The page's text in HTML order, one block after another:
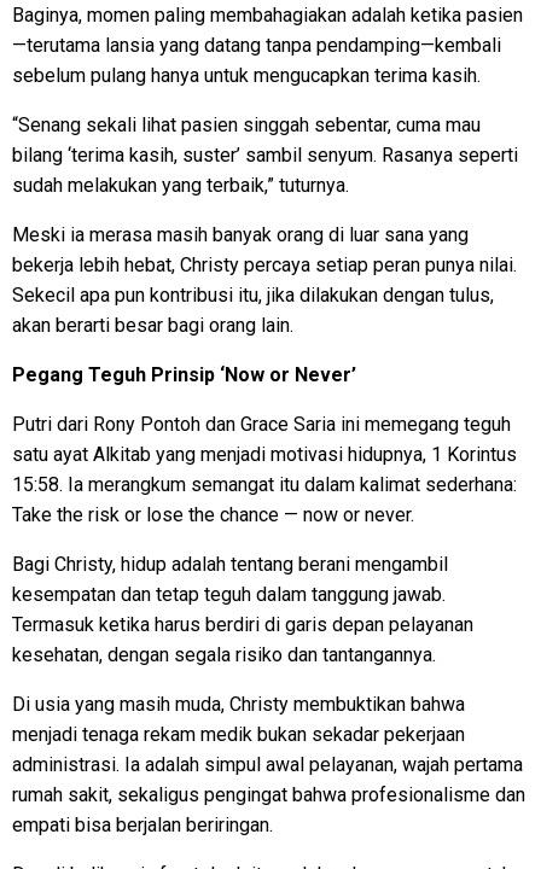
Baginya, momen paling membahagiakan adalah ketika pasien
—terutama lansia yang datang tanpa pendamping—kembali
sebelum pulang hanya untuk mengucapkan terima kasih.
“Senang sekali lihat pasien singgah sebentar, cuma mau
bilang ‘terima kasih, suster’ sambil senyum. Rasanya seperti
sudah melakukan yang terbaik,” tuturnya.
Meski ia merasa masih banyak orang di luar sana yang
bekerja lebih hebat, Christy percaya setiap peran punya nilai.
Sekecil apa pun kontribusi itu, jika dilakukan dengan tulus,
akan berarti besar bagi orang lain.
Pegang Teguh Prinsip ‘Now or Never’
Putri dari Rony Pontoh dan Grace Saria ini memegang teguh
satu ayat Alkitab yang menjadi motivasi hidupnya, 1 Korintus
15:58. Ia merangkum semangat itu dalam kalimat sederhana:
Take the risk or lose the chance — now or never.
Bagi Christy, hidup adalah tentang berani mengambil
kesempatan dan tetap teguh dalam tanggung jawab.
Termasuk ketika harus berdiri di garis depan pelayanan
kesehatan, dengan segala risiko dan tantangannya.
Di usia yang masih muda, Christy membuktikan bahwa
menjadi tenaga rekam medik bukan sekadar pekerjaan
administrasi. Ia adalah simpul awal pelayanan, wajah pertama
rumah sakit, sekaligus pengingat bahwa profesionalisme dan
empati bisa berjalan beriringan.